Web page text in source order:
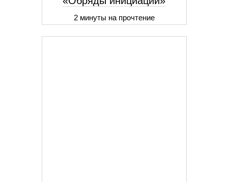
2 минуты на прочтение